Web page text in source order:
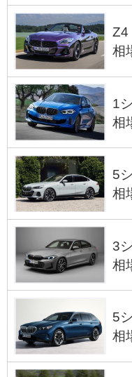
Z4
相
1
相
5
相
3
相
5
相